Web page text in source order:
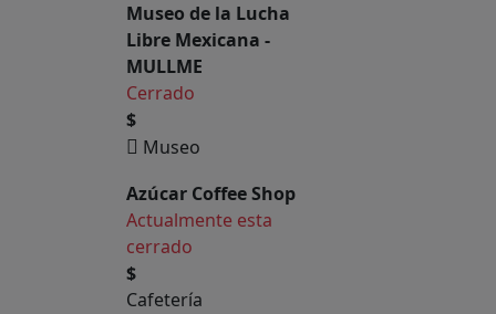
Museo de la Lucha
Libre Mexicana -
MULLME
Cerrado
$
Museo
Azúcar Coffee Shop
Actualmente esta
cerrado
$
Cafetería